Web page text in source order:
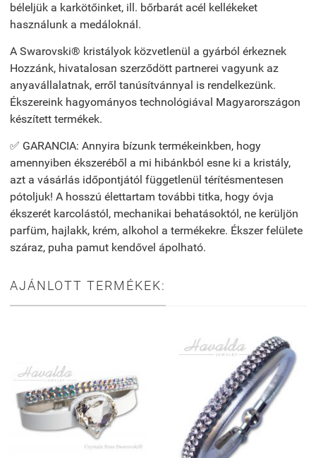
béleljük a karkötőinket, ill. bőrbarát acél kellékeket
használunk a medáloknál.
A Swarovski® kristályok közvetlenül a gyárból érkeznek
Hozzánk, hivatalosan szerződött partnerei vagyunk az
anyavállalatnak, erről tanúsítvánnyal is rendelkezünk.
Ékszereink hagyományos technológiával Magyarországon
készített termékek.
✅ GARANCIA: Annyira bízunk termékeinkben, hogy
amennyiben ékszeréből a mi hibánkból esne ki a kristály,
azt a vásárlás időpontjától függetlenül térítésmentesen
pótoljuk! A hosszú élettartam további titka, hogy óvja
ékszerét karcolástól, mechanikai behatásoktól, ne kerüljön
parfüm, hajlakk, krém, alkohol a termékekre. Ékszer felülete
száraz, puha pamut kendővel ápolható.
AJÁNLOTT TERMÉKEK: